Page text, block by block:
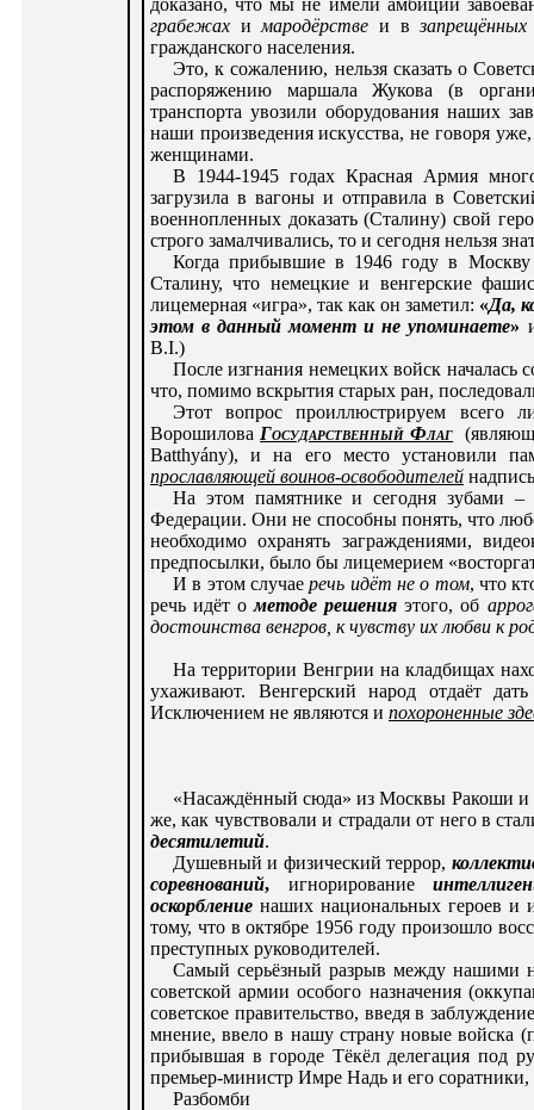
доказано, что мы не имели амбиций
грабежах и мародёрствеи взапрещённых
гражданского населения.
Это, к сожалению, нельзя сказать о
распоряжению маршала Жукова (в
транспорта увозили оборудования наших
наши произведения искусства, не говоря
женщинами.
В 1944-1945 годах Красная Армия
загрузила в вагоны и отправила в
военнопленных доказать (Сталину) свой
строго замалчивались, то и сегодня нельзя
Когда прибывшие в 1946 году в Москву
Сталину, что немецкие и венгерские
лицемерная «игра», так как он заметил: «Да,
этом в данный момент и не упоминаете»
B.I.)
После изгнания немецких войск началась
что, помимо вскрытия старых ран,
Этот вопрос проиллюстрируем всего
Ворошилова Государственный Флаг
Batthyány), и на его место установили
прославляющей воинов-освободителей
На этом памятнике и сегодня зубами –
Федерации. Они не способны понять, что
необходимо охранять заграждениями,
предпосылки, было бы лицемерием
И в этом случаеречь идёт не о том, что
речь идёт о методе решения этого, об
достоинства венгров, к чувству их любви к
На территории Венгрии на кладбищах
ухаживают. Венгерский народ отдаёт
Исключением не являются и похороненные
«Насаждённый сюда» из Москвы Рaкоши и
же, как чувствовали и страдали от него в
десятилетий.
Душевный и физический террор,
соревнований, игнорирование
оскорбление наших национальных героев и
тому, что в октябре 1956 году произошло
преступных руководителей.
Самый серьёзный разрыв между нашими
советской армии особого назначения
советское правительство, введя в
мнение, ввело в нашу страну новые войска
прибывшая в гopoдe Тёкёл делегация под
премьер-министр Имре Надь и его
Разбомби